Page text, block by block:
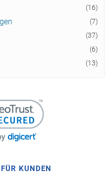
(16)
(7)
(37)
(6)
(13)
FÜR KUNDEN